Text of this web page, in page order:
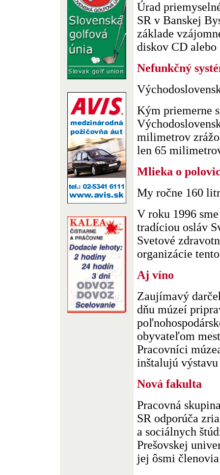
Úrad
SR v Banskej
základe
diskov CD
Nefunkčný
Kým priemerne
milimetrov
len 65
Mlieka o
My ročne 160
V roku 1996
tradíciou osláv
Svetové
organizácie
Aj víno
Zaujímavý
dňu múzeí
obyvateľom
Pracovníci
inštalujú výstavu
Nová fakulta
Pracovná
SR odporúča
a sociálnych
Prešovskej
jej ôsmi